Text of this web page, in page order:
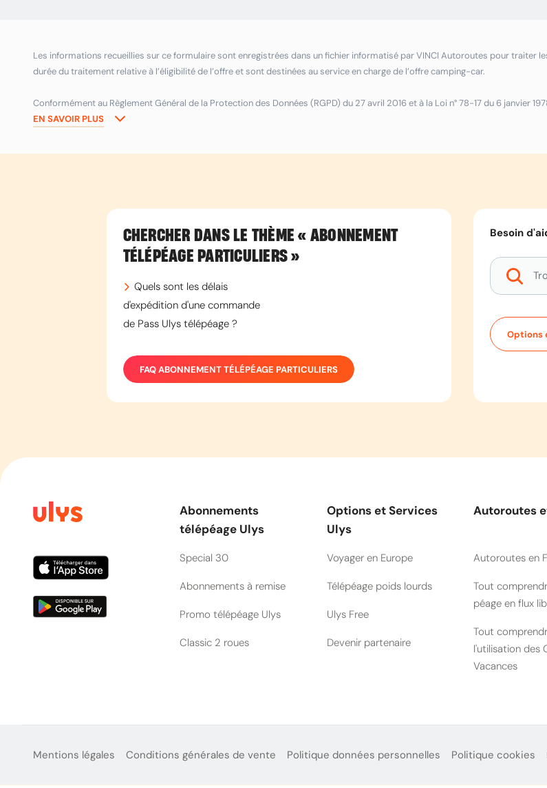
Les informations recueillies sur ce formulaire sont enregistrées dans un fichier informatisé par VINCI Autoroutes pour traiter
durée du traitement relative à l’éligibilité de l’offre et sont destinées au service en charge de l’offre camping-car.
Conformément au Règlement Général de la Protection des Données (RGPD) du 27 avril 2016 et à la Loi n° 78-17 du 6 janvier
informations vous concernant, que vous pouvez exercer en vous adressant à Service Clients Ulys - CS 30531 - 13558 Saint-
EN SAVOIR PLUS
CHERCHER DANS LE THÈME « ABONNEMENT
TÉLÉPÉAGE PARTICULIERS »
Quels sont les délais
d'expédition d'une commande
de Pass Ulys télépéage ?
FAQABONNEMENT TÉLÉPÉAGE PARTICULIERS
Besoin
Options
Abonnements
télépéage Ulys
Special 30
Abonnements à remise
Promo télépéage Ulys
Classic 2 roues
Options et Services
Ulys
Voyager en Europe
Télépéage poids lourds
Ulys Free
Devenir partenaire
Autoroutes
Autoroutes en
Tout
péage en flux
Tout
l'utilisation des
Vacances
Mentions légales Conditions générales de vente Politique données personnelles Politique cookies